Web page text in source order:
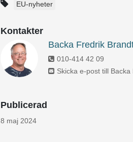
EU-nyheter
Kontakter
Backa Fredrik
010-414 42 09
Skicka e-post till Backa
Publicerad
8 maj 2024